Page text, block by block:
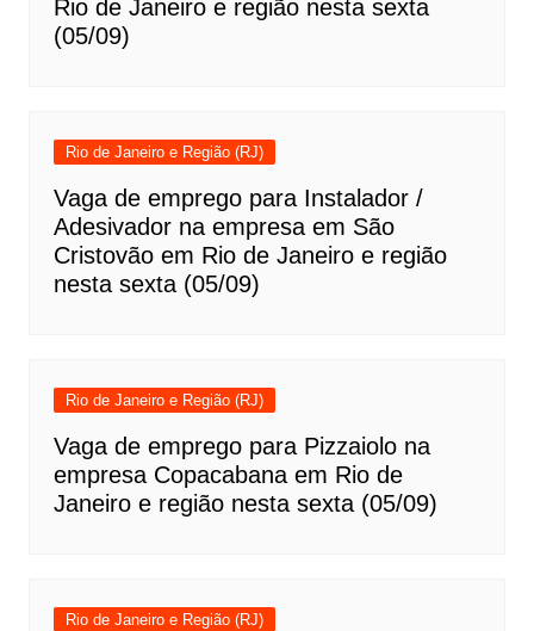
Rio de Janeiro e região nesta sexta
(05/09)
Rio de Janeiro e Região (RJ)
Vaga de emprego para Instalador /
Adesivador na empresa em São
Cristovão em Rio de Janeiro e região
nesta sexta (05/09)
Rio de Janeiro e Região (RJ)
Vaga de emprego para Pizzaiolo na
empresa Copacabana em Rio de
Janeiro e região nesta sexta (05/09)
Rio de Janeiro e Região (RJ)